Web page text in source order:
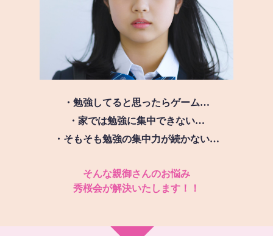
・勉強してると思ったらゲーム…
・家では勉強に集中できない…
・そもそも勉強の集中力が続かない…
そんな親御さんのお悩み
秀桜会が解決いたします！！